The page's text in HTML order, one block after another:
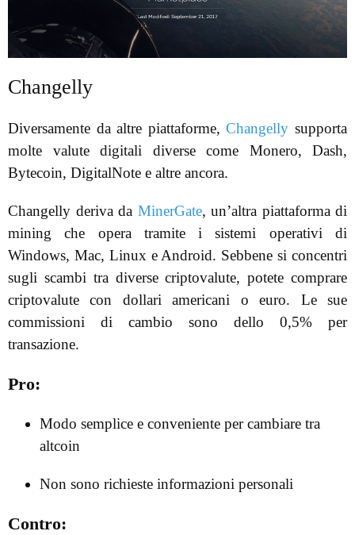
Changelly
Diversamente da altre piattaforme,Changelly supporta
molte valute digitali diverse come Monero, Dash,
Bytecoin, DigitalNote e altre ancora.
Changelly deriva da MinerGate, un’altra piattaforma di
mining che opera tramite i sistemi operativi di
Windows, Mac, Linux e Android. Sebbene si concentri
sugli scambi tra diverse criptovalute, potete comprare
criptovalute con dollari americani o euro. Le sue
commissioni di cambio sono dello 0,5% per
transazione.
Pro:
Modo semplice e conveniente per cambiare tra
altcoin
Non sono richieste informazioni personali
Contro: